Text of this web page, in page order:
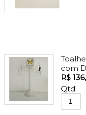
com
R$
Qtd: